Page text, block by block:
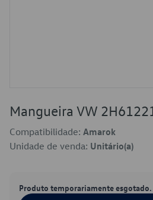
Mangueira VW
Compatibilidade: Amarok
Unidade de venda: Unitário(a)
Produto temporariamente esgotado.